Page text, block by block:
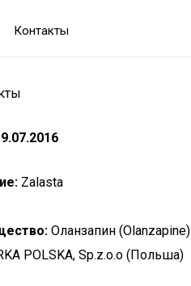
Контакты
Zalasta
Оланзапин (Olanzapine)
POLSKA, Sp.z.o.o (Польша)